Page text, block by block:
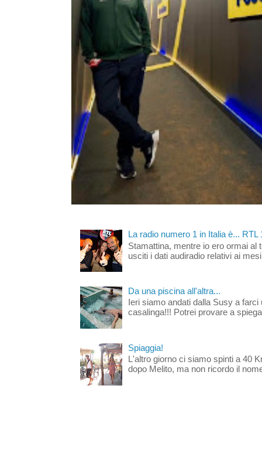
La radio numero 1 in Italia è... RTL
Stamattina, mentre io ero ormai al
usciti i dati audiradio relativi ai
Da una piscina all'altra...
Ieri siamo andati dalla Susy a
casalinga!!! Potrei provare a
Spiaggia!
L'altro giorno ci siamo spinti a 40
dopo Melito, ma non ricordo il